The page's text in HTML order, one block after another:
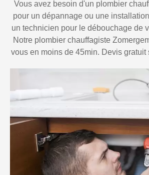
Vous avez besoin d'un plombier
pour un dépannage ou une
un technicien pour le débouchage de
Notre plombier chauffagiste
vous en moins de 45min. Devis gratuit